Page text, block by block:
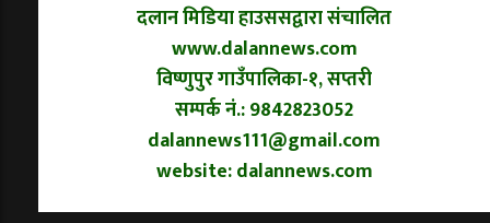
दलान मिडिया हाउससद्वारा संचालित
www.dalannews.com
विष्णुपुर गाउँपालिका-१, सप्तरी
सम्पर्क नं.: 9842823052
dalannews111@gmail.com
website: dalannews.com